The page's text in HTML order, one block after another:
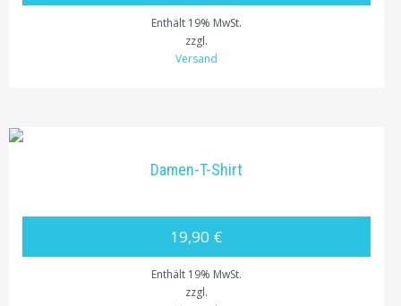
Enthält 19% MwSt.
zzgl.
Versand
Damen-T-Shirt
19,90 €
Enthält 19% MwSt.
zzgl.